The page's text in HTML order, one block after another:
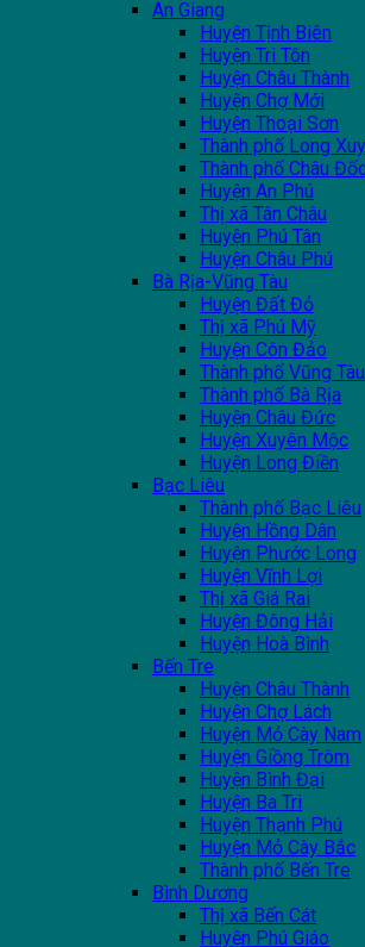
An Giang
Huyện Tịnh Biên
Huyện Tri Tôn
Huyện Châu Thành
Huyện Chợ Mới
Huyện Thoại Sơn
Thành phố Long
Thành phố Châu
Huyện An Phú
Thị xã Tân Châu
Huyện Phú Tân
Huyện Châu Phú
Bà Rịa-Vũng Tàu
Huyện Đất Đỏ
Thị xã Phú Mỹ
Huyện Côn Đảo
Thành phố Vũng Tàu
Thành phố Bà Rịa
Huyện Châu Đức
Huyện Xuyên Mộc
Huyện Long Điền
Bạc Liêu
Thành phố Bạc Liêu
Huyện Hồng Dân
Huyện Phước Long
Huyện Vĩnh Lợi
Thị xã Giá Rai
Huyện Đông Hải
Huyện Hoà Bình
Bến Tre
Huyện Châu Thành
Huyện Chợ Lách
Huyện Mỏ Cày Nam
Huyện Giồng Trôm
Huyện Bình Đại
Huyện Ba Tri
Huyện Thạnh Phú
Huyện Mỏ Cày Bắc
Thành phố Bến Tre
Bình Dương
Thị xã Bến Cát
Huyện Phú Giáo